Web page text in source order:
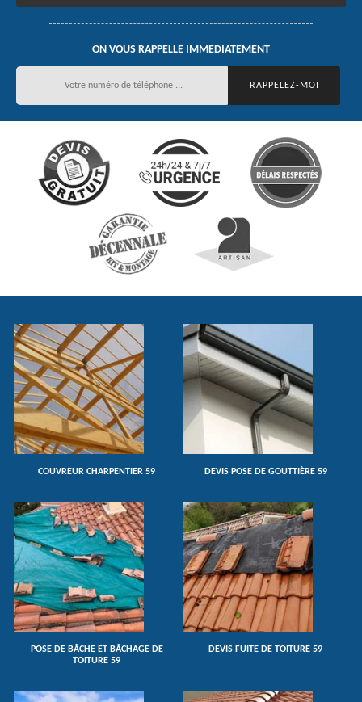
ON VOUS RAPPELLE IMMEDIATEMENT
COUVREUR CHARPENTIER 59 DEVIS POSE DE GOUTTIÈRE 59
POSE DE BÂCHE ET BÂCHAGE DE
TOITURE 59
DEVIS FUITE DE TOITURE 59